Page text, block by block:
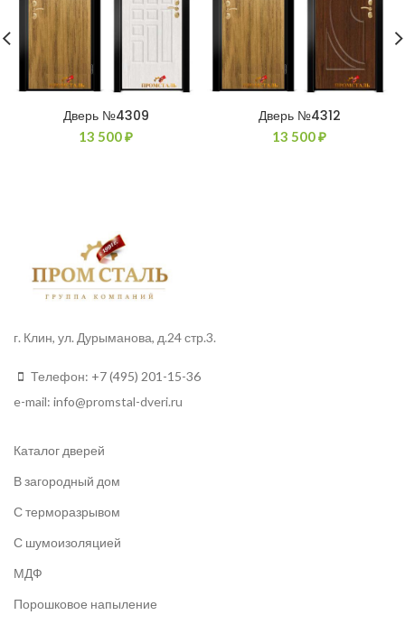
Дверь №4309
13 500₽
Дверь №4312
13 500₽
г. Клин, ул. Дурыманова, д.24 стр.3.
Телефон: +7 (495) 201-15-36
e-mail: info@promstal-dveri.ru
Каталог дверей
В загородный дом
С терморазрывом
С шумоизоляцией
МДФ
Порошковое напыление